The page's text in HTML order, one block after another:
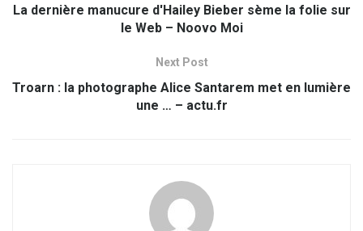
La dernière manucure d'Hailey Bieber sème la folie sur
le Web – Noovo Moi
Next Post
Troarn : la photographe Alice Santarem met en lumière
une … – actu.fr